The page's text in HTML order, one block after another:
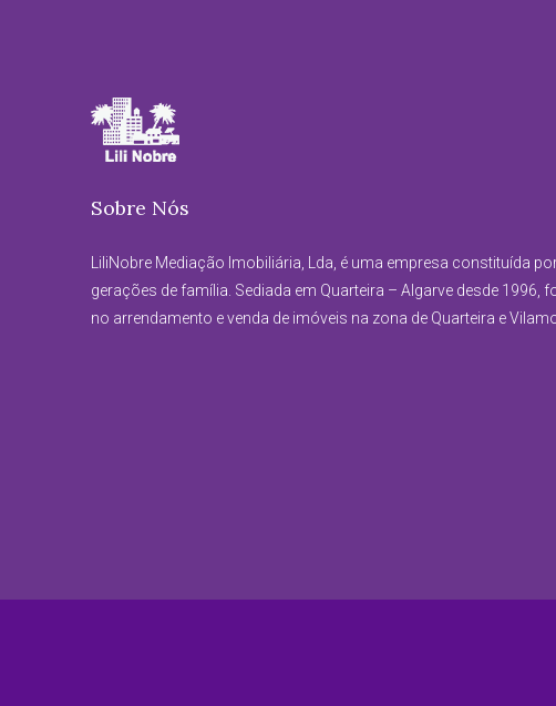
Sobre Nós
LiliNobre Mediação Imobiliária, Lda, é uma empresa constituída
gerações de família. Sediada em Quarteira – Algarve desde 1996,
no arrendamento e venda de imóveis na zona de Quarteira e